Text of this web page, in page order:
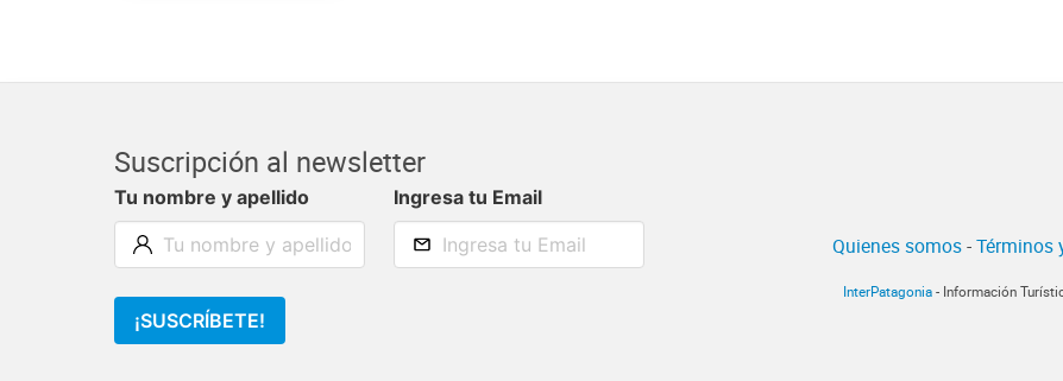
Suscripción al newsletter
Tu nombre y apellido Ingresa tu Email
¡SUSCRÍBETE!
Quienes somos-Términos
InterPatagonia - Información